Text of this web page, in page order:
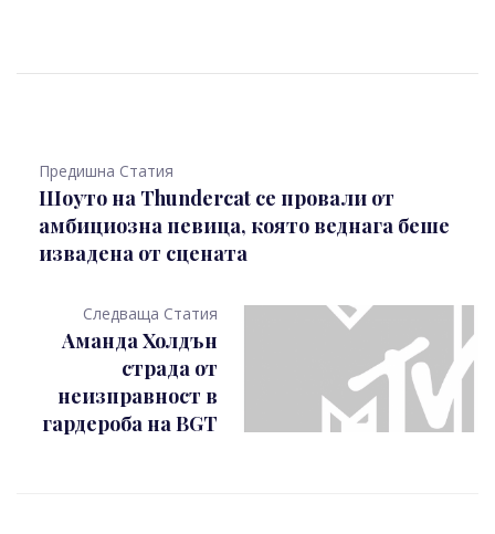
Предишна Статия
Шоуто на Thundercat се провали от
амбициозна певица, която веднага беше
извадена от сцената
Следваща Статия
Аманда Холдън
страда от
неизправност в
гардероба на BGT